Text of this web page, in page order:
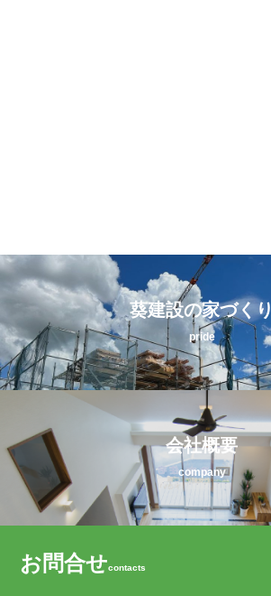
会社概要
company
葵建設の家づくり
pride
お問合せcontacts